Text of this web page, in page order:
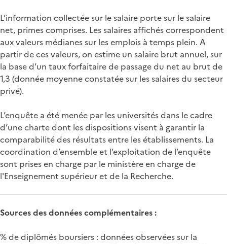
L’information collectée sur le salaire porte sur le salaire
net, primes comprises. Les salaires affichés correspondent
aux valeurs médianes sur les emplois à temps plein. A
partir de ces valeurs, on estime un salaire brut annuel, sur
la base d’un taux forfaitaire de passage du net au brut de
1,3 (donnée moyenne constatée sur les salaires du secteur
privé).
L’enquête a été menée par les universités dans le cadre
d’une charte dont les dispositions visent à garantir la
comparabilité des résultats entre les établissements. La
coordination d’ensemble et l’exploitation de l’enquête
sont prises en charge par le ministère en charge de
l'Enseignement supérieur et de la Recherche.
Sources des données complémentaires :
% de diplômés boursiers : données observées sur la